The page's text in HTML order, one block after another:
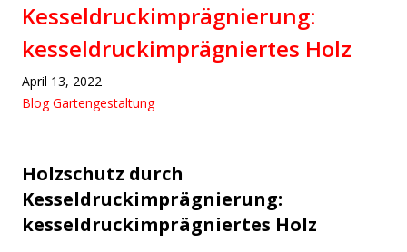
Kesseldruckimprägnierung:
kesseldruckimprägniertes Holz
April 13, 2022
Blog Gartengestaltung
Holzschutz durch
Kesseldruckimprägnierung:
kesseldruckimprägniertes Holz